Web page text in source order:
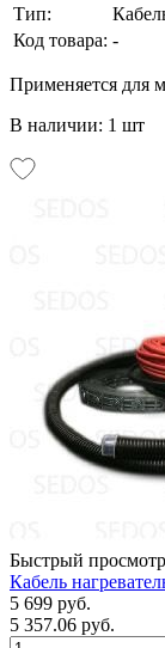
Тип:
Код товара: -
Применяется для
В наличии: 1 шт
Быстрый просмотр
Кабель
5 699 руб.
5 357.06 руб.